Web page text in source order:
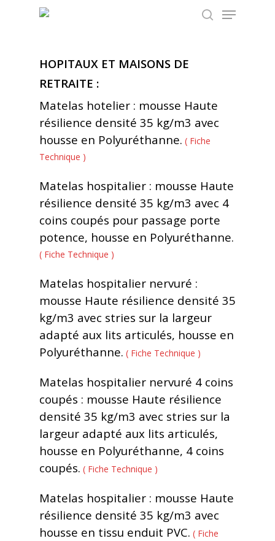
Menu
HOPITAUX ET MAISONS DE
RETRAITE :
Matelas hotelier : mousse Haute
résilience densité 35 kg/m3 avec
housse en Polyuréthanne. ( Fiche
Technique )
Matelas hospitalier : mousse Haute
résilience densité 35 kg/m3 avec 4
coins coupés pour passage porte
potence, housse en Polyuréthanne.
( Fiche Technique )
Matelas hospitalier nervuré :
mousse Haute résilience densité 35
kg/m3 avec stries sur la largeur
adapté aux lits articulés, housse en
Polyuréthanne. ( Fiche Technique )
Matelas hospitalier nervuré 4 coins
coupés : mousse Haute résilience
densité 35 kg/m3 avec stries sur la
largeur adapté aux lits articulés,
housse en Polyuréthanne, 4 coins
coupés. ( Fiche Technique )
Matelas hospitalier : mousse Haute
résilience densité 35 kg/m3 avec
housse en tissu enduit PVC. ( Fiche